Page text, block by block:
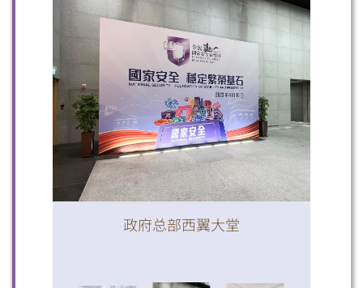
政府总部西翼大堂
扫一扫关注我们的社交媒体，紧贴最新资讯！
微信 微博 小红书